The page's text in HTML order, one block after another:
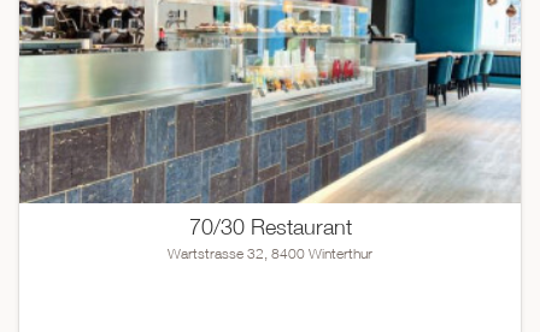
70/30 Restaurant
Wartstrasse 32, 8400 Winterthur